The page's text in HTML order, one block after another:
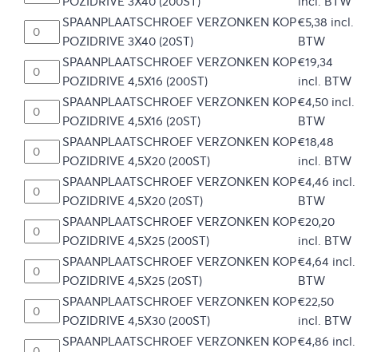
SPAANPLAATSCHROEF VERZONKEN KOP
POZIDRIVE 3X40 (20ST)
€5,38 incl.
BTW
SPAANPLAATSCHROEF VERZONKEN KOP
POZIDRIVE 4,5X16 (200ST)
€19,34
incl. BTW
SPAANPLAATSCHROEF VERZONKEN KOP
POZIDRIVE 4,5X16 (20ST)
€4,50 incl.
BTW
SPAANPLAATSCHROEF VERZONKEN KOP
POZIDRIVE 4,5X20 (200ST)
€18,48
incl. BTW
SPAANPLAATSCHROEF VERZONKEN KOP
POZIDRIVE 4,5X20 (20ST)
€4,46 incl.
BTW
SPAANPLAATSCHROEF VERZONKEN KOP
POZIDRIVE 4,5X25 (200ST)
€20,20
incl. BTW
SPAANPLAATSCHROEF VERZONKEN KOP
POZIDRIVE 4,5X25 (20ST)
€4,64 incl.
BTW
SPAANPLAATSCHROEF VERZONKEN KOP
POZIDRIVE 4,5X30 (200ST)
€22,50
incl. BTW
SPAANPLAATSCHROEF VERZONKEN KOP€4,86 incl.